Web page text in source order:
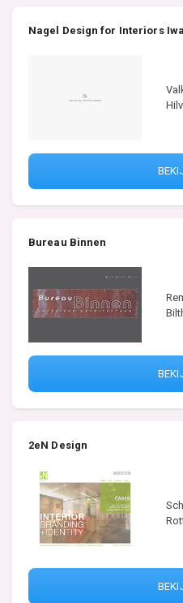
Nagel Design for Interiors
Bureau Binnen
2eN Design